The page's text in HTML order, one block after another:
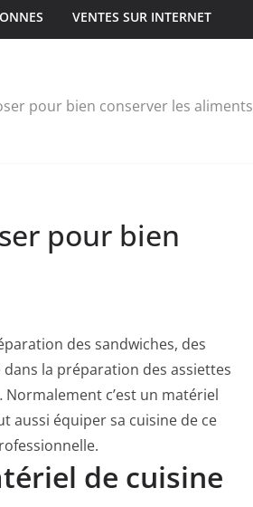
VENTES SUR INTERNET
pour bien conserver les aliments
pour bien
des sandwiches, des
la préparation des assiettes
Normalement c’est un matériel
aussi équiper sa cuisine de ce
de cuisine